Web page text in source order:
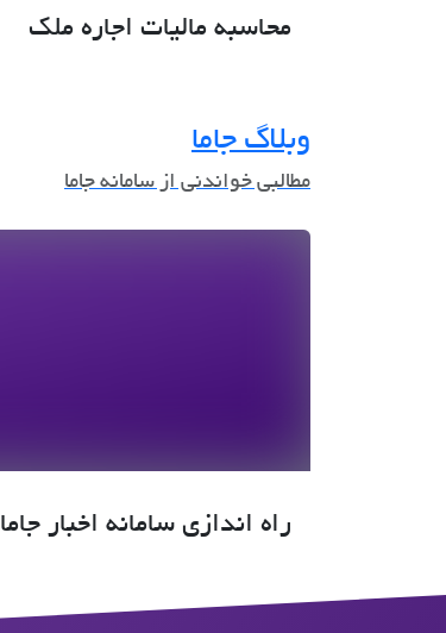
محاسبه مالیات اجاره ملک
وبلاگ جاما
مطالبی خواندنی از سامانه جاما
راه اندازی سامانه اخبار جاما